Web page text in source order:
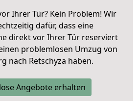
Ihrer Tür? Kein Problem! Wir
dafür, dass eine
direkt vor Ihrer Tür reserviert
problemlosen Umzug von
nach Retschyza haben.
Angebote erhalten